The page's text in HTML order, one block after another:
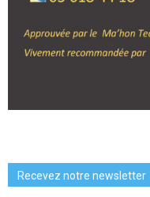
Recevez notre newsletter